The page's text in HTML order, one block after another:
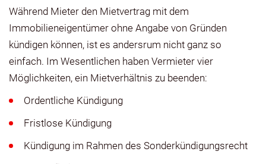
Während Mieter den Mietvertrag mit dem
Immobilieneigentümer ohne Angabe von Gründen
kündigen können, ist es andersrum nicht ganz so
einfach. Im Wesentlichen haben Vermieter vier
Möglichkeiten, ein Mietverhältnis zu beenden:
Ordentliche Kündigung
Fristlose Kündigung
Kündigung im Rahmen des Sonderkündigungsrecht